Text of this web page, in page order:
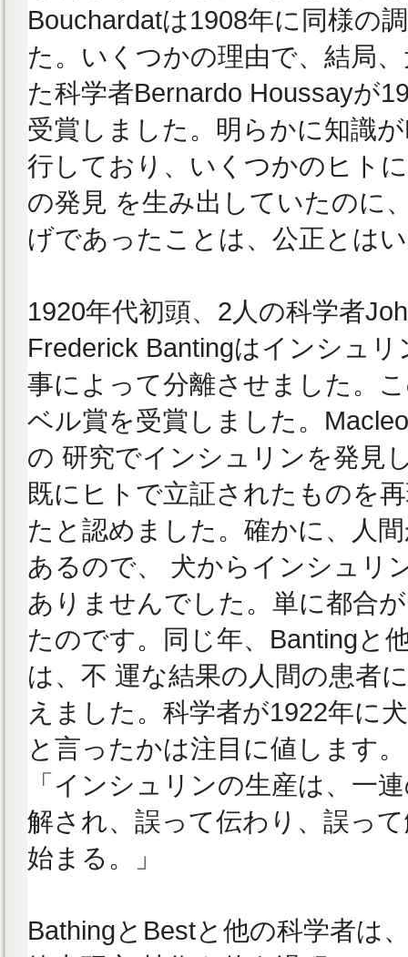
Bouchardatは1908年に同様の
た。いくつかの理由で、結局
た科学者Bernardo Houssayが
受賞しました。明らかに知識
行しており、いくつかのヒト
の発見 を生み出していたのに
げであったことは、公正とは
1920年代初頭、2人の科学者
Frederick Bantingはインシュ
事によって分離させました。
ベル賞を受賞しました。
の 研究でインシュリンを発見
既にヒトで立証されたものを
たと認めました。確かに、人
あるので、 犬からインシュリ
ありませんでした。単に都合
たのです。同じ年、Bantingと
は、不 運な結果の人間の患者
えました。科学者が1922年に
と言ったかは注目に値します。
「インシュリンの生産は、一
解され、誤って伝わり、誤っ
始まる。」
BathingとBestと他の科学者は